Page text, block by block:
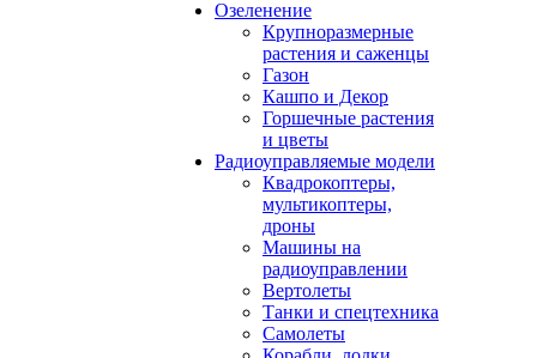
Озеленение
Крупноразмерные
растения и саженцы
Газон
Кашпо и Декор
Горшечные растения
и цветы
Радиоуправляемые модели
Квадрокоптеры,
мультикоптеры,
дроны
Машины на
радиоуправлении
Вертолеты
Танки и спецтехника
Самолеты